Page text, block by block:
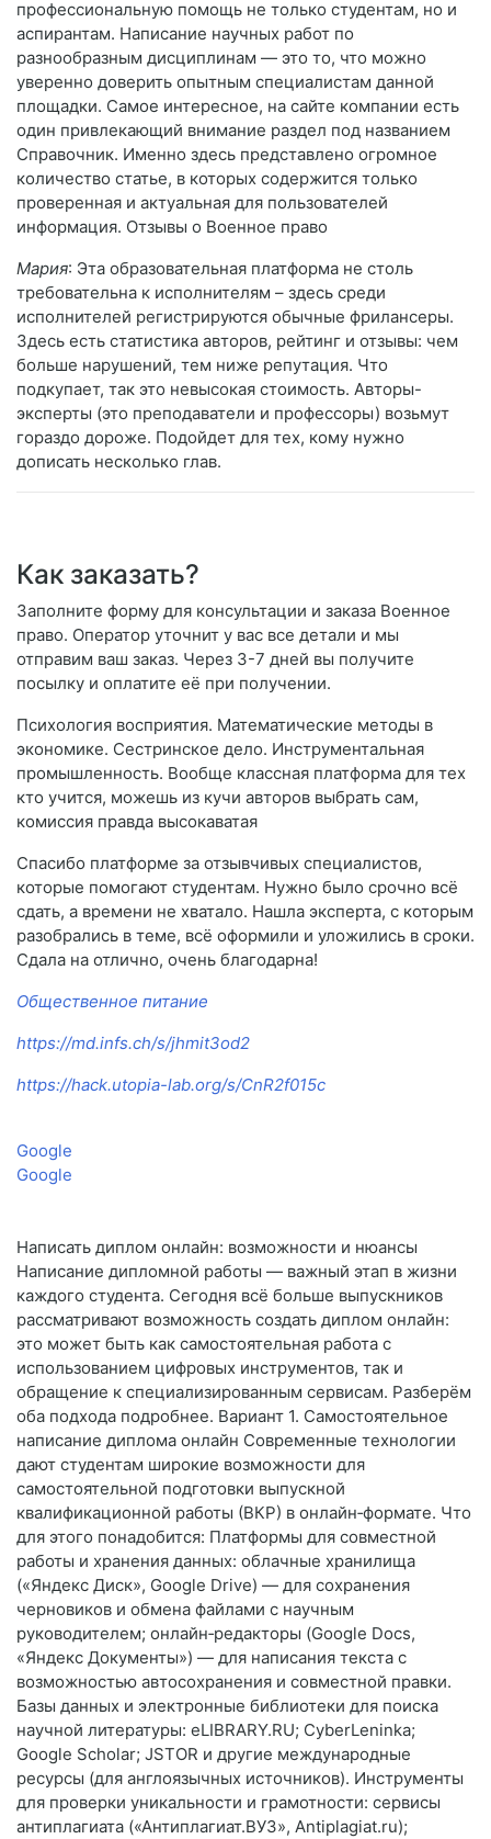
профессиональную помощь не только студентам, но и
аспирантам. Написание научных работ по
разнообразным дисциплинам — это то, что можно
уверенно доверить опытным специалистам данной
площадки. Самое интересное, на сайте компании есть
один привлекающий внимание раздел под названием
Справочник. Именно здесь представлено огромное
количество статье, в которых содержится только
проверенная и актуальная для пользователей
информация. Отзывы о Военное право
Мария: Эта образовательная платформа не столь
требовательна к исполнителям – здесь среди
исполнителей регистрируются обычные фрилансеры.
Здесь есть статистика авторов, рейтинг и отзывы: чем
больше нарушений, тем ниже репутация. Что
подкупает, так это невысокая стоимость. Авторы-
эксперты (это преподаватели и профессоры) возьмут
гораздо дороже. Подойдет для тех, кому нужно
дописать несколько глав.
Как заказать?
Заполните форму для консультации и заказа Военное
право. Оператор уточнит у вас все детали и мы
отправим ваш заказ. Через 3-7 дней вы получите
посылку и оплатите её при получении.
Психология восприятия. Математические методы в
экономике. Сестринское дело. Инструментальная
промышленность. Вообще классная платформа для тех
кто учится, можешь из кучи авторов выбрать сам,
комиссия правда высокаватая
Спасибо платформе за отзывчивых специалистов,
которые помогают студентам. Нужно было срочно всё
сдать, а времени не хватало. Нашла эксперта, с которым
разобрались в теме, всё оформили и уложились в сроки.
Сдала на отлично, очень благодарна!
Общественное питание
https://md.infs.ch/s/jhmit3od2
https://hack.utopia-lab.org/s/CnR2f015c
Google
Google
Написать диплом онлайн: возможности и нюансы
Написание дипломной работы — важный этап в жизни
каждого студента. Сегодня всё больше выпускников
рассматривают возможность создать диплом онлайн:
это может быть как самостоятельная работа с
использованием цифровых инструментов, так и
обращение к специализированным сервисам. Разберём
оба подхода подробнее. Вариант 1. Самостоятельное
написание диплома онлайн Современные технологии
дают студентам широкие возможности для
самостоятельной подготовки выпускной
квалификационной работы (ВКР) в онлайн‑формате. Что
для этого понадобится: Платформы для совместной
работы и хранения данных: облачные хранилища
(«Яндекс Диск», Google Drive) — для сохранения
черновиков и обмена файлами с научным
руководителем; онлайн‑редакторы (Google Docs,
«Яндекс Документы») — для написания текста с
возможностью автосохранения и совместной правки.
Базы данных и электронные библиотеки для поиска
научной литературы: eLIBRARY.RU; CyberLeninka;
Google Scholar; JSTOR и другие международные
ресурсы (для англоязычных источников). Инструменты
для проверки уникальности и грамотности: сервисы
антиплагиата («Антиплагиат.ВУЗ», Antiplagiat.ru);